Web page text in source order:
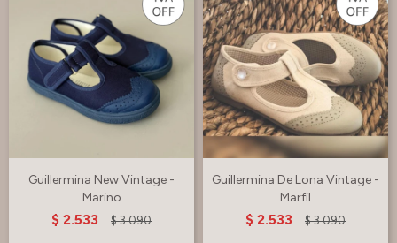
Guillermina New Vintage -
Marino
$ 2.533 $ 3.090
Guillermina De Lona Vintage -
Marfil
$ 2.533 $ 3.090